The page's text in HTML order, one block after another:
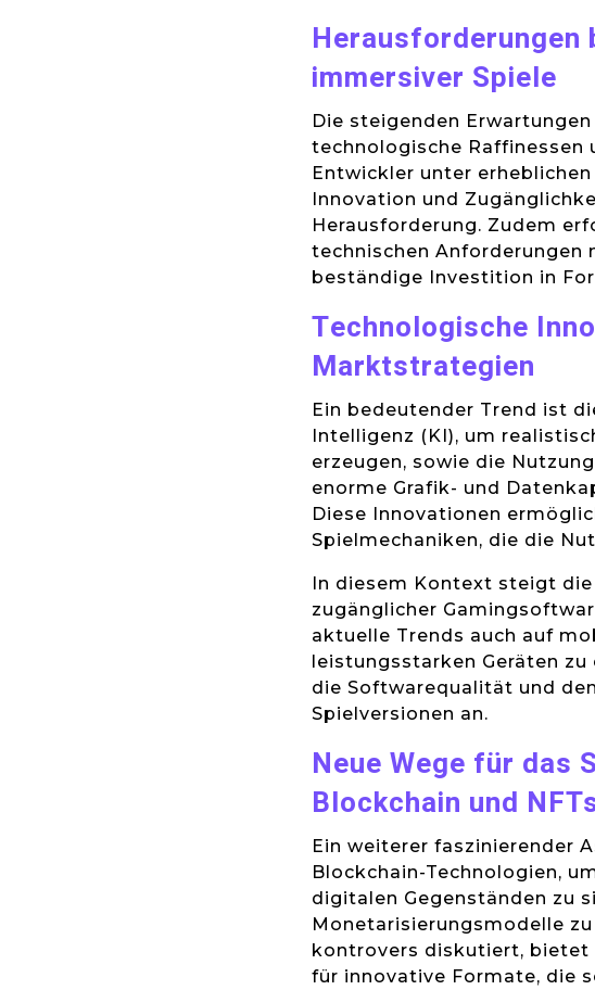
Herausforderungen
immersiver Spiele
Die steigenden
technologische Raffinessen
Entwickler unter
Innovation und
Herausforderung. Zudem
technischen Anforderungen
beständige Investition in
Technologische
Marktstrategien
Ein bedeutender Trend ist
Intelligenz (KI), um
erzeugen, sowie die
enorme Grafik- und
Diese Innovationen
Spielmechaniken, die die
In diesem Kontext steigt
zugänglicher
aktuelle Trends auch auf
leistungsstarken Geräten
die Softwarequalität und
Spielversionen an.
Neue Wege für das
Blockchain und
Ein weiterer faszinierender
Blockchain-Technologien,
digitalen Gegenständen zu
Monetarisierungsmodelle
kontrovers diskutiert, bietet
für innovative Formate, die